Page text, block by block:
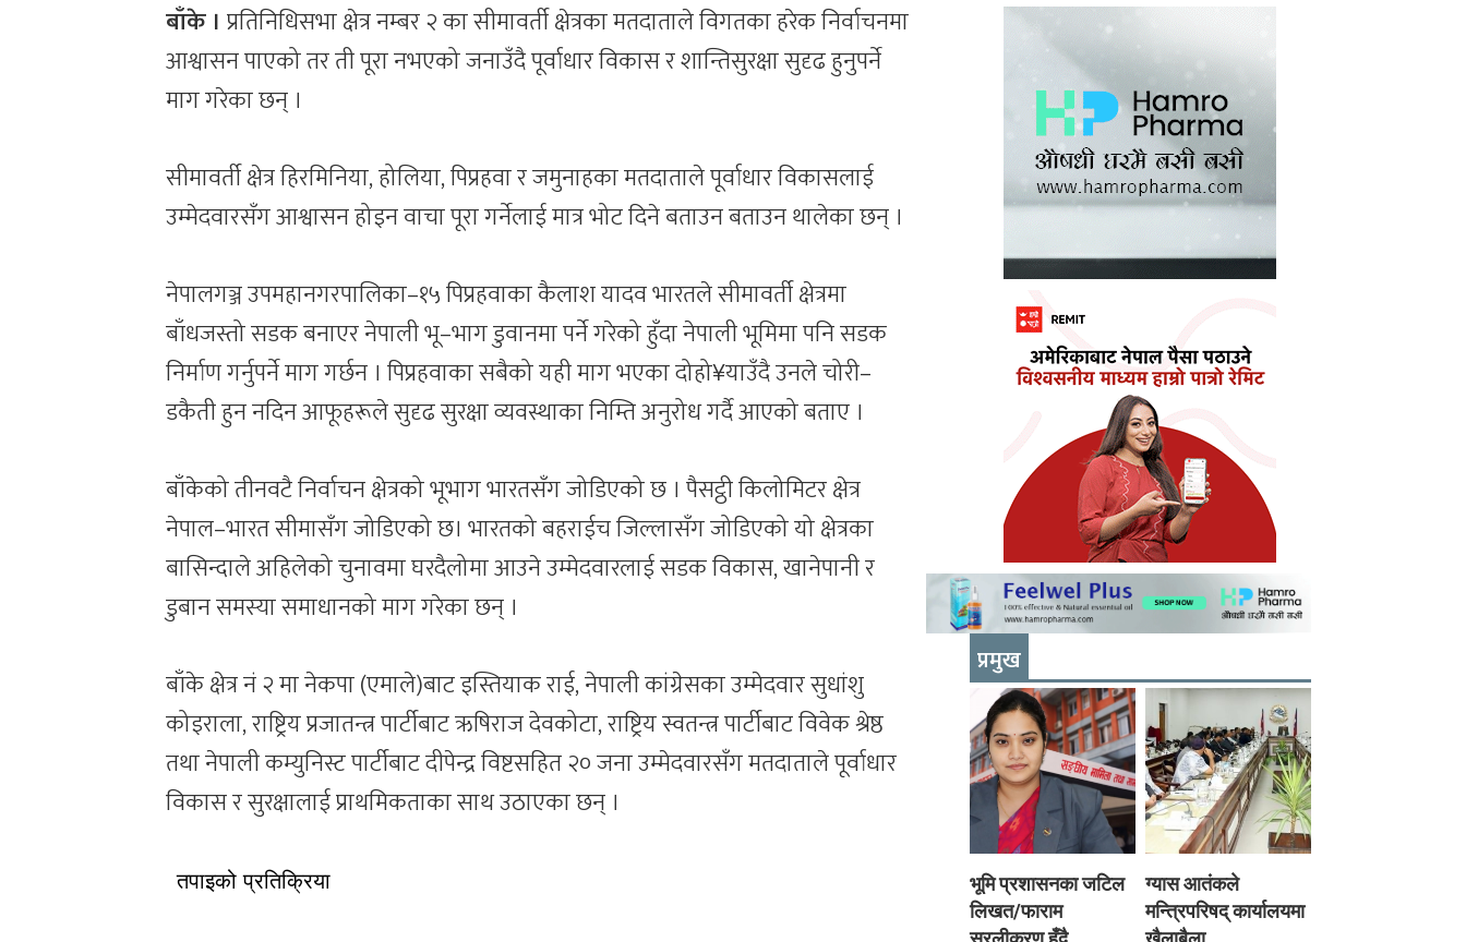
बाँके । प्रतिनिधिसभा क्षेत्र नम्बर २ का सीमावर्ती क्षेत्रका मतदाताले विगतका हरेक निर्वाचनमा
आश्वासन पाएको तर ती पूरा नभएको जनाउँदै पूर्वाधार विकास र शान्तिसुरक्षा सुदृढ हुनुपर्ने
माग गरेका छन् ।
सीमावर्ती क्षेत्र हिरमिनिया, होलिया, पिप्रहवा र जमुनाहका मतदाताले पूर्वाधार विकासलाई
उम्मेदवारसँग आश्वासन होइन वाचा पूरा गर्नेलाई मात्र भोट दिने बताउन बताउन थालेका छन् ।
नेपालगञ्ज उपमहानगरपालिका–१५ पिप्रहवाका कैलाश यादव भारतले सीमावर्ती क्षेत्रमा
बाँधजस्तो सडक बनाएर नेपाली भू–भाग डुवानमा पर्ने गरेको हुँदा नेपाली भूमिमा पनि सडक
निर्माण गर्नुपर्ने माग गर्छन । पिप्रहवाका सबैको यही माग भएका दोहो¥याउँदै उनले चोरी–
डकैती हुन नदिन आफूहरूले सुदृढ सुरक्षा व्यवस्थाका निम्ति अनुरोध गर्दै आएको बताए ।
बाँकेको तीनवटै निर्वाचन क्षेत्रको भूभाग भारतसँग जोडिएको छ । पैसट्ठी किलोमिटर क्षेत्र
नेपाल–भारत सीमासँग जोडिएको छ। भारतको बहराईच जिल्लासँग जोडिएको यो क्षेत्रका
बासिन्दाले अहिलेको चुनावमा घरदैलोमा आउने उम्मेदवारलाई सडक विकास, खानेपानी र
डुबान समस्या समाधानको माग गरेका छन् ।
बाँके क्षेत्र नं २ मा नेकपा (एमाले)बाट इस्तियाक राई, नेपाली कांग्रेसका उम्मेदवार सुधांशु
कोइराला, राष्ट्रिय प्रजातन्त्र पार्टीबाट ऋषिराज देवकोटा, राष्ट्रिय स्वतन्त्र पार्टीबाट विवेक श्रेष्ठ
तथा नेपाली कम्युनिस्ट पार्टीबाट दीपेन्द्र विष्टसहित २० जना उम्मेदवारसँग मतदाताले पूर्वाधार
विकास र सुरक्षालाई प्राथमिकताका साथ उठाएका छन् ।
तपाइको प्रतिक्रिया
प्रमुख
भूमि प्रशासनका जटिल
लिखत/फाराम
ग्यास आतंकले
मन्त्रिपरिषद् कार्यालयमा